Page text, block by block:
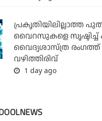
പ്രകൃതിയിലില്ലാത്ത
വൈറസുകളെ
വൈദ്യശാസ്ത്ര
വഴിത്തിരിവ്
1 day ago